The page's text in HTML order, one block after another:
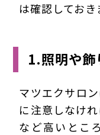
は確認しておき
1.照明や飾
マツエクサロ
に注意しなけ
など高いとこ